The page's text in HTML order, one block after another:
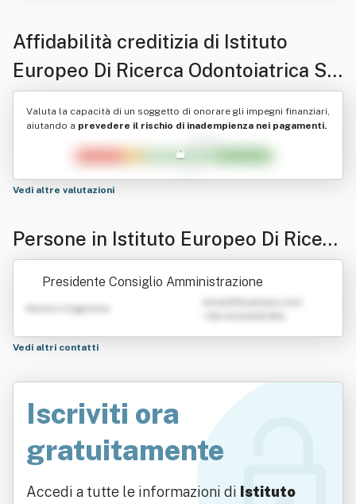
Affidabilità creditizia di Istituto
Europeo Di Ricerca Odontoiatrica Srl
Impresa Sociale
Valuta la capacità di un soggetto di onorare gli impegni finanziari,
aiutando a prevedere il rischio di inadempienza nei pagamenti.
Vedi altre valutazioni
Persone in Istituto Europeo Di Ricerc
a Odontoiatrica Srl Impresa Sociale
Presidente Consiglio Amministrazione
Nome e Cognome
Vedi altri contatti
Iscriviti ora
gratuitamente
Accedi a tutte le informazioni di Istituto